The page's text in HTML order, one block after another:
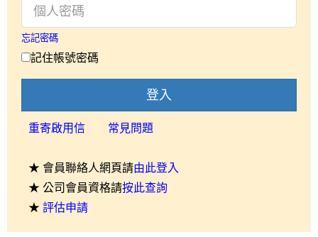
忘記密碼
記住帳號密碼
登入
重寄啟用信 常見問題
★ 會員聯絡人網頁請由此登入
★ 公司會員資格請按此查詢
★ 評估申請